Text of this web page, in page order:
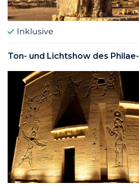
Inklusive
Ton- und Lichtshow des